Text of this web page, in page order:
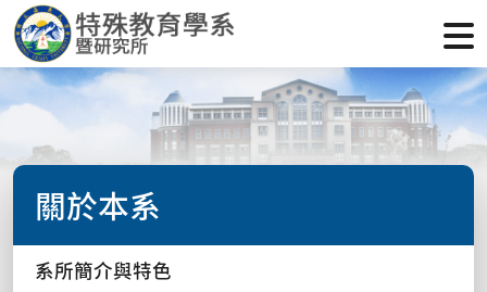
關於本系
系所簡介與特色